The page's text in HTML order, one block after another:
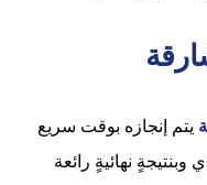
يتم إنجازه بوقت سريع
نهائيةٍ رائعة